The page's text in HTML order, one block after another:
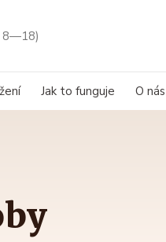
8—18)
Jak to funguje O nás